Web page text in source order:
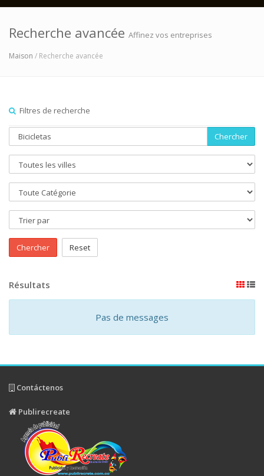
Recherche avancée Affinez vos entreprises
Maison / Recherche avancée
Filtres de recherche
Chercher
Chercher Reset
Résultats
Pas de messages
Contáctenos
Publirecreate